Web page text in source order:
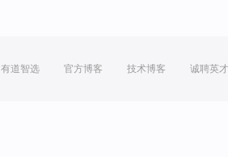
有道智选 官方博客 技术博客 诚聘英才